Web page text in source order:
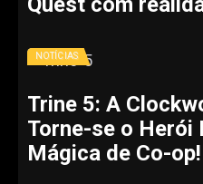
NOTÍCIAS
Trine 5: A
Torne-se o Herói
Mágica de Co-op!